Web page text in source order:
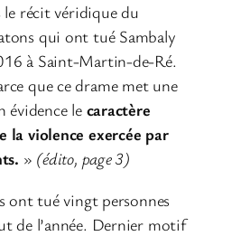
le récit véridique du
qui ont tué Sambaly
à Saint-Martin-de-Ré.
que ce drame met une
évidence le caractère
la violence exercée par
» (édito, page 3)
ont tué vingt personnes
de l’année. Dernier motif